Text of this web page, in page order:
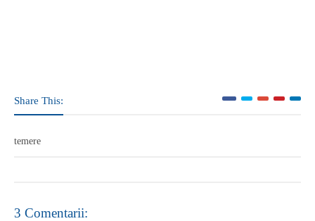
Share This:
temere
3 Comentarii: